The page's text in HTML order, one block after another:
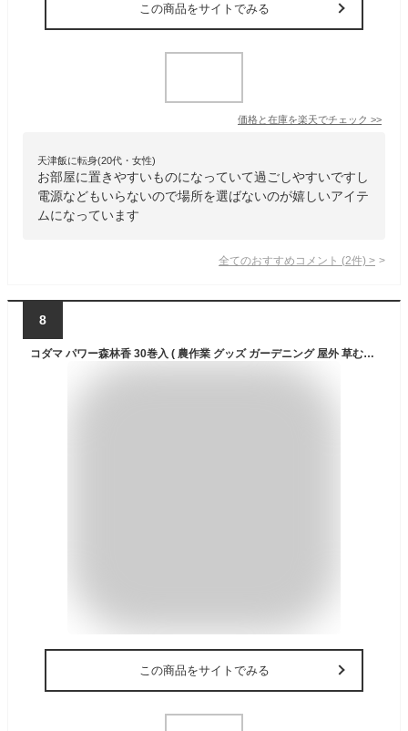
この商品をサイトでみる
価格と在庫を楽天でチェック >>
天津飯に転身(20代・女性)
お部屋に置きやすいものになっていて過ごしやすいですし
電源などもいらないので場所を選ばないのが嬉しいアイテ
ムになっています
全てのおすすめコメント (2件) >
8
コダマ パワー森林香 30巻入 ( 農作業 グッズ ガーデニング 屋外 草むしり 手入れ キャンプ 園芸 虫 除け 庭 アウトドア 防虫 釣り 雑貨 線香 防虫香 森林香 対策 蚊 農業 林業 海水浴 フィッシング バーベキュー 登山)
この商品をサイトでみる